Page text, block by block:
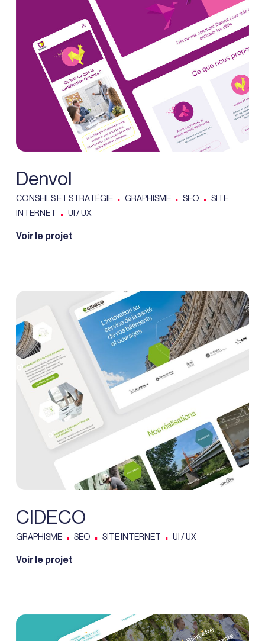
Denvol
CONSEILS ET STRATÉGIE . GRAPHISME . SEO . SITE
INTERNET
. UI / UX
Voir le projet
CIDECO
GRAPHISME . SEO . SITE INTERNET . UI / UX
Voir le projet